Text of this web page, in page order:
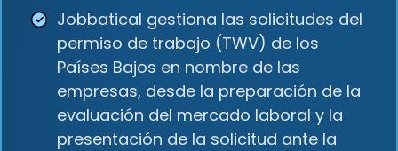
Jobbatical gestiona las solicitudes del
permiso de trabajo (TWV) de los
Países Bajos en nombre de las
empresas, desde la preparación de la
evaluación del mercado laboral y la
presentación de la solicitud ante la